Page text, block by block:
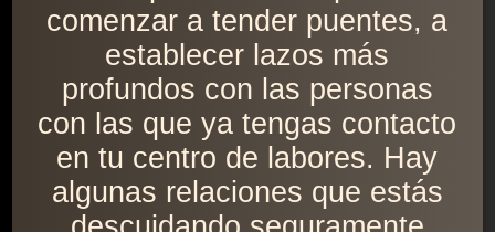
comenzar a tender puentes, a
establecer lazos más
profundos con las personas
con las que ya tengas contacto
en tu centro de labores. Hay
algunas relaciones que estás